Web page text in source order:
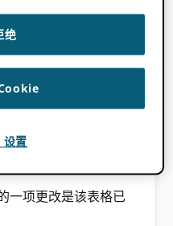
支持的所有语言都针
如果您发现任何翻译
何缺失，那么
一项更改是该表格已
绝
置